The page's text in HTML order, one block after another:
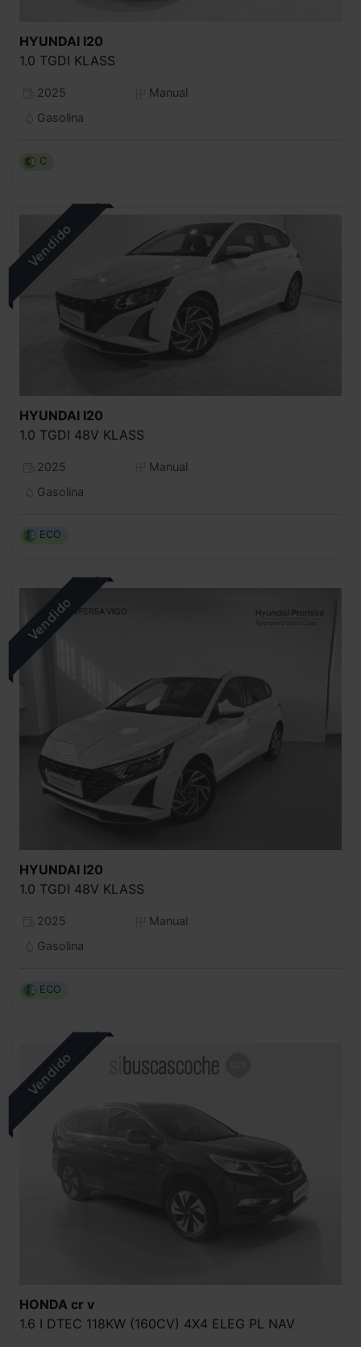
HYUNDAI I20
1.0 TGDI KLASS
2025
Manual
Gasolina
C
HYUNDAI I20
1.0 TGDI 48V KLASS
2025
Manual
Gasolina
ECO
HYUNDAI I20
1.0 TGDI 48V KLASS
2025
Manual
Gasolina
ECO
HONDA cr v
1.6 I DTEC 118KW (160CV) 4X4 ELEG PL NAV